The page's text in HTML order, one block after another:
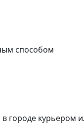
способом
в городе